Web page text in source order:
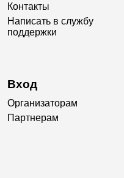
Контакты
Написать в службу
поддержки
Вход
Организаторам
Партнерам